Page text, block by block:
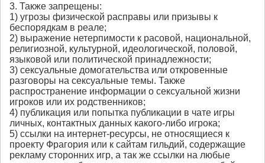
3. Также запрещены:
1) угрозы физической расправы или призывы к
беспорядкам в реале;
2) выражение нетерпимости к расовой, национальной,
религиозной, культурной, идеологической, половой,
языковой или политической принадлежности;
3) сексуальные домогательства или откровенные
разговоры на сексуальные темы. Также
распространение информации о сексуальной жизни
игроков или их родственников;
4) публикация или попытка публикации в чате игры
личных, контактных данных какого-либо игрока;
5) ссылки на интернет-ресурсы, не относящиеся к
проекту Фрагория или к сайтам гильдий, содержащие
рекламу сторонних игр, а так же ссылки на любые